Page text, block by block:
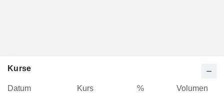
Kurse
Datum Kurs %
Volumen